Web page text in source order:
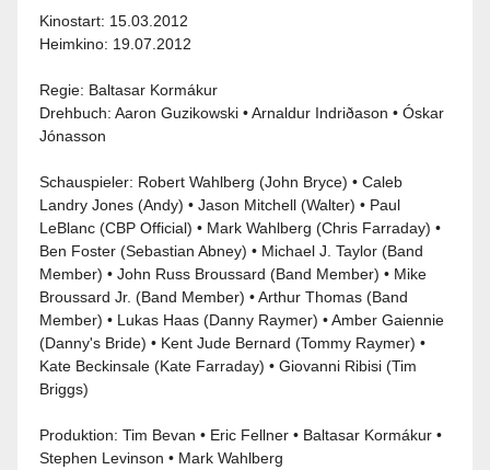
Kinostart: 15.03.2012
Heimkino: 19.07.2012
Regie: Baltasar Kormákur
Drehbuch: Aaron Guzikowski • Arnaldur Indriðason • Óskar
Jónasson
Schauspieler: Robert Wahlberg (John Bryce) •Caleb
Landry Jones (Andy) • Jason Mitchell (Walter) • Paul
LeBlanc (CBP Official) • Mark Wahlberg (Chris Farraday) •
Ben Foster (Sebastian Abney) • Michael J. Taylor (Band
Member) • John Russ Broussard (Band Member) • Mike
Broussard Jr. (Band Member) • Arthur Thomas (Band
Member) • Lukas Haas (Danny Raymer) • Amber Gaiennie
(Danny's Bride) • Kent Jude Bernard (Tommy Raymer) •
Kate Beckinsale (Kate Farraday) • Giovanni Ribisi (Tim
Briggs)
Produktion: Tim Bevan • Eric Fellner • Baltasar Kormákur •
Stephen Levinson • Mark Wahlberg